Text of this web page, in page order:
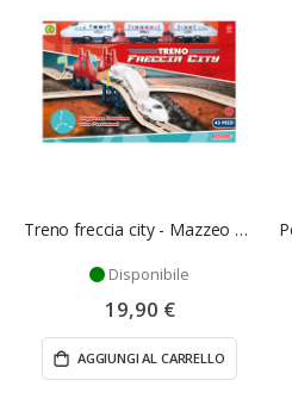
Treno freccia city - Mazzeo Giocattoli
Disponibile
19,90 €
AGGIUNGI AL CARRELLO